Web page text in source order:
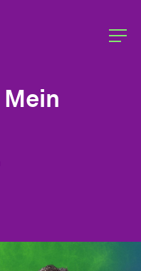
Mein